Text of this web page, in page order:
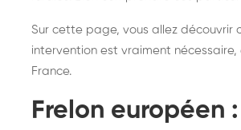
Sur cette page, vous allez découvrir
intervention est vraiment
France.
Frelon européen